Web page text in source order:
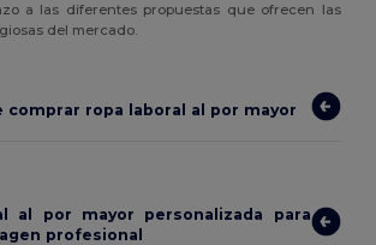
a las diferentes propuestas que ofrecen las
del mercado.
comprar ropa laboral al por mayor
al por mayor personalizada para
profesional